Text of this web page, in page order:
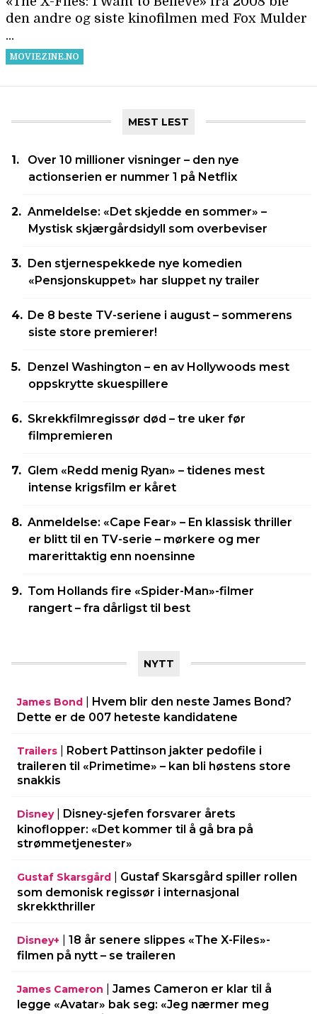
MEST LEST
Over 10 millioner visninger – den nye
actionserien er nummer 1 på Netflix
Anmeldelse: «Det skjedde en sommer» –
Mystisk skjærgårdsidyll som overbeviser
Den stjernespekkede nye komedien
«Pensjonskuppet» har sluppet ny trailer
De 8 beste TV-seriene i august – sommerens
siste store premierer!
Denzel Washington – en av Hollywoods mest
oppskrytte skuespillere
Skrekkfilmregissør død – tre uker før
filmpremieren
Glem «Redd menig Ryan» – tidenes mest
intense krigsfilm er kåret
Anmeldelse: «Cape Fear» – En klassisk thriller
er blitt til en TV-serie – mørkere og mer
marerittaktig enn noensinne
Tom Hollands fire «Spider-Man»-filmer
rangert – fra dårligst til best
NYTT
James Bond
Hvem blir den neste James Bond?
Dette er de 007 heteste kandidatene
Trailers
Robert Pattinson jakter pedofile i
traileren til «Primetime» – kan bli høstens store
snakkis
Disney| Disney-sjefen forsvarer årets
kinoflopper: «Det kommer til å gå bra på
strømmetjenester»
Gustaf Skarsgård
Gustaf Skarsgård spiller rollen
som demonisk regissør i internasjonal
skrekkthriller
Disney+
18 år senere slippes «The X-Files»-
filmen på nytt – se traileren
James Cameron
James Cameron er klar til å
legge «Avatar» bak seg: «Jeg nærmer meg